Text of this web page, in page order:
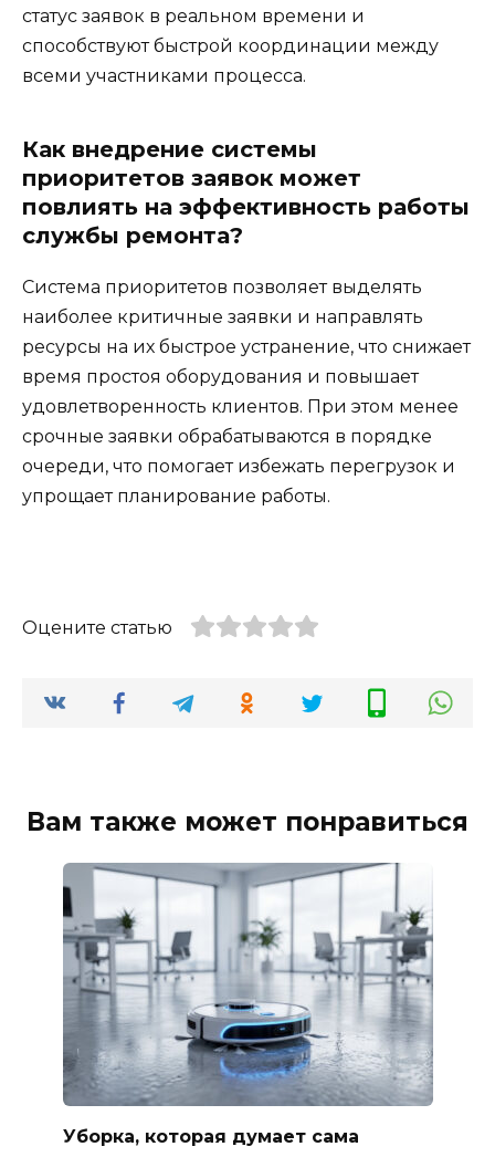
статус заявок в реальном времени и
способствуют быстрой координации между
всеми участниками процесса.
Как внедрение системы
приоритетов заявок может
повлиять на эффективность работы
службы ремонта?
Система приоритетов позволяет выделять
наиболее критичные заявки и направлять
ресурсы на их быстрое устранение, что снижает
время простоя оборудования и повышает
удовлетворенность клиентов. При этом менее
срочные заявки обрабатываются в порядке
очереди, что помогает избежать перегрузок и
упрощает планирование работы.
Оцените статью
Вам также может понравиться
Уборка, которая думает сама